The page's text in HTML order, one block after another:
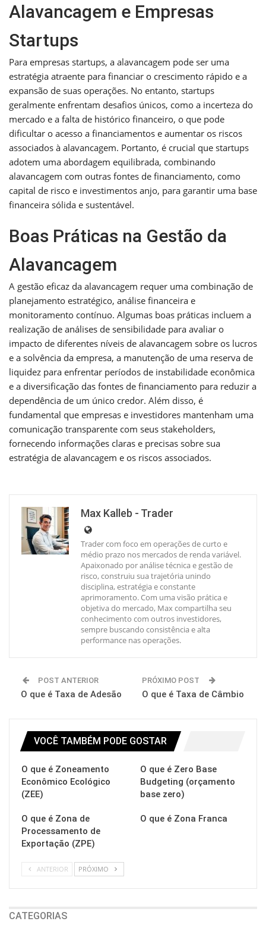
Alavancagem e Empresas
Startups
Para empresas startups, a alavancagem pode ser uma
estratégia atraente para financiar o crescimento rápido e a
expansão de suas operações. No entanto, startups
geralmente enfrentam desafios únicos, como a incerteza do
mercado e a falta de histórico financeiro, o que pode
dificultar o acesso a financiamentos e aumentar os riscos
associados à alavancagem. Portanto, é crucial que startups
adotem uma abordagem equilibrada, combinando
alavancagem com outras fontes de financiamento, como
capital de risco e investimentos anjo, para garantir uma base
financeira sólida e sustentável.
Boas Práticas na Gestão da
Alavancagem
A gestão eficaz da alavancagem requer uma combinação de
planejamento estratégico, análise financeira e
monitoramento contínuo. Algumas boas práticas incluem a
realização de análises de sensibilidade para avaliar o
impacto de diferentes níveis de alavancagem sobre os lucros
e a solvência da empresa, a manutenção de uma reserva de
liquidez para enfrentar períodos de instabilidade econômica
e a diversificação das fontes de financiamento para reduzir a
dependência de um único credor. Além disso, é
fundamental que empresas e investidores mantenham uma
comunicação transparente com seus stakeholders,
fornecendo informações claras e precisas sobre sua
estratégia de alavancagem e os riscos associados.
Max Kalleb - Trader
Trader com foco em operações de curto e
médio prazo nos mercados de renda variável.
Apaixonado por análise técnica e gestão de
risco, construiu sua trajetória unindo
disciplina, estratégia e constante
aprimoramento. Com uma visão prática e
objetiva do mercado, Max compartilha seu
conhecimento com outros investidores,
sempre buscando consistência e alta
performance nas operações.
POST ANTERIOR
O que é Taxa de Adesão
PRÓXIMO POST
O que é Taxa de Câmbio
VOCÊ TAMBÉM PODE GOSTAR
O que é Zoneamento
Econômico Ecológico
(ZEE)
O que é Zero Base
Budgeting (orçamento
base zero)
O que é Zona de
Processamento de
Exportação (ZPE)
O que é Zona Franca
ANTERIOR PRÓXIMO
CATEGORIAS